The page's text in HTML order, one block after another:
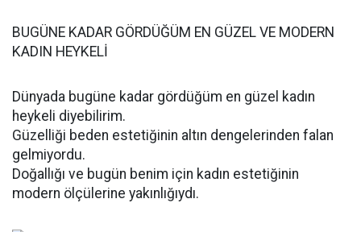
BUGÜNE KADAR GÖRDÜĞÜM EN GÜZEL VE MODERN
KADIN HEYKELİ
Dünyada bugüne kadar gördüğüm en güzel kadın
heykeli diyebilirim.
Güzelliği beden estetiğinin altın dengelerinden falan
gelmiyordu.
Doğallığı ve bugün benim için kadın estetiğinin
modern ölçülerine yakınlığıydı.